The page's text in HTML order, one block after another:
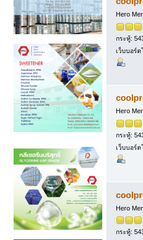
Hero
กระทู้:
เว็บบอร์
Hero
กระทู้:
เว็บบอร์
Hero
กระทู้: